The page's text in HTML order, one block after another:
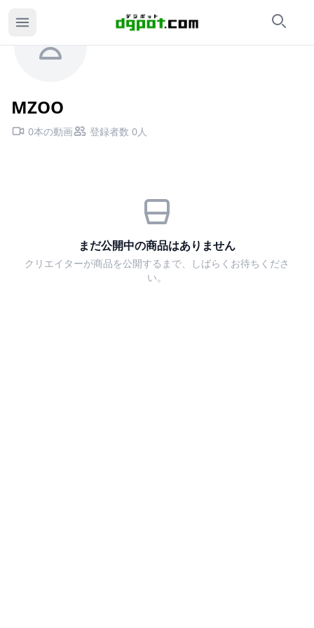
検索
MZOO
0本の動画 登録者数 0人
まだ公開中の商品はありません
クリエイターが商品を公開するまで、しばらくお待ちくださ
い。